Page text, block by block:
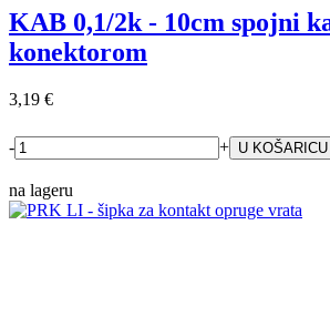
KAB 0,1/2k - 10cm spojni
konektorom
3,19 €
- +
na lageru